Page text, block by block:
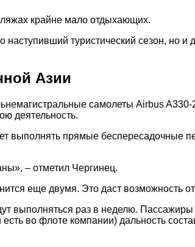
крайне мало отдыхающих.
туристический сезон, но
Азии
самолеты Airbus
деятельность.
выполнять прямые беспересадочные
– отметил Чергинец.
еще двумя. Это даст возможность
выполняться раз в неделю.
во флоте компании) дальность